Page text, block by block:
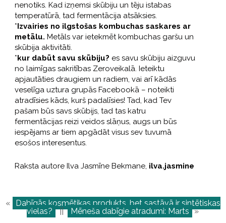
nenotiks. Kad izņemsi skūbiju un tēju istabas
temperatūrā, tad fermentācija atsāksies.
*Izvairies no ilgstošas kombuchas saskares ar
metālu. Metāls var ietekmēt kombuchas garšu un
skūbija aktivitāti.
*kur dabūt savu skūbiju? es savu skūbiju aizguvu
no laimīgas sakritības Zeroveikalā. Ieteiktu
apjautāties draugiem un radiem, vai arī kādās
veselīga uztura grupās Facebookā – noteikti
atradīsies kāds, kurš padalīsies! Tad, kad Tev
pašam būs savs skūbijs, tad tas katru
fermentācijas reizi veidos slāņus, augs un būs
iespējams ar tiem apgādāt visus sev tuvumā
esošos interesentus.
Raksta autore Ilva Jasmīne Bekmane, ilva.jasmine
«
Dabīgās kosmētikas produkts, bet sastāvā ir sintētiskas
vielas? || Mēneša dabīgie atradumi: Marts »